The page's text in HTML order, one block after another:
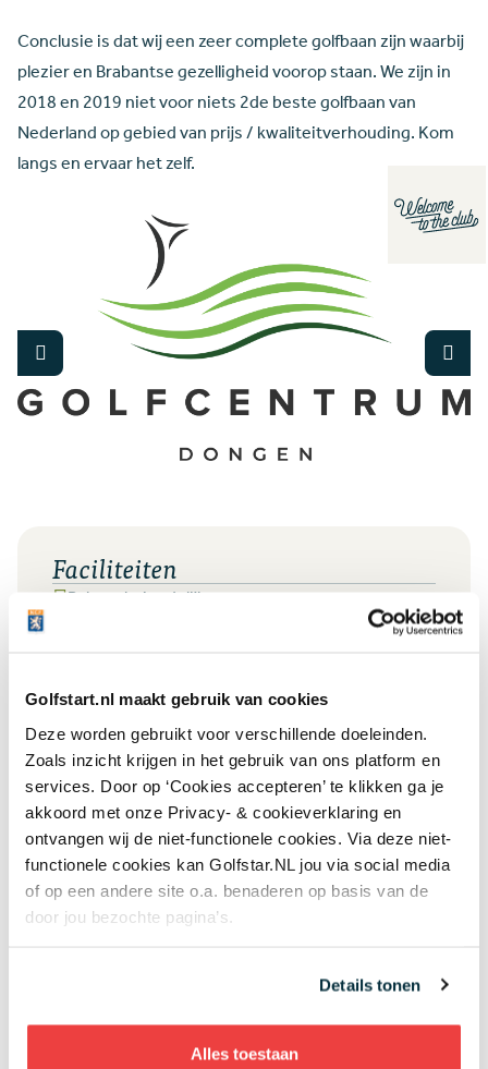
Golfstart.nl maakt gebruik van cookies
Deze worden gebruikt voor verschillende doeleinden.
Zoals inzicht krijgen in het gebruik van ons platform en
services. Door op ‘Cookies accepteren’ te klikken ga je
akkoord met onze Privacy- & cookieverklaring en
ontvangen wij de niet-functionele cookies. Via deze niet-
functionele cookies kan Golfstar.NL jou via social media
of op een andere site o.a. benaderen op basis van de
door jou bezochte pagina’s.
Details tonen
Alles toestaan
Conclusie is dat wij een zeer complete golfbaan zijn waarbij
plezier en Brabantse gezelligheid voorop staan. We zijn in
2018 en 2019 niet voor niets 2de beste golfbaan van
Nederland op gebied van prijs / kwaliteitverhouding. Kom
langs en ervaar het zelf.
Faciliteiten
Rolstoelvriendelijk
Topsport & Talentontwikkeling
Aangepast sporten
(10 reviews)
Aanbod
Gastvrijheid
Plezier
Toon alle reviews